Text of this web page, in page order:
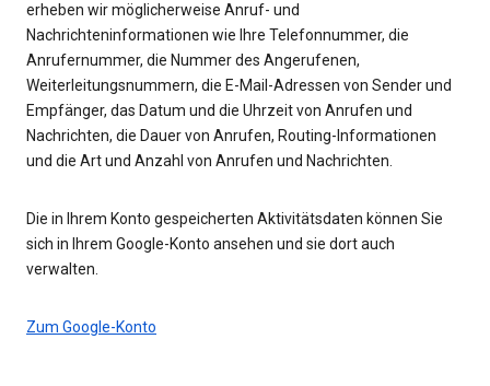
erheben wir möglicherweise Anruf- und
Nachrichteninformationen wie Ihre Telefonnummer, die
Anrufernummer, die Nummer des Angerufenen,
Weiterleitungsnummern, die E-Mail-Adressen von Sender und
Empfänger, das Datum und die Uhrzeit von Anrufen und
Nachrichten, die Dauer von Anrufen, Routing-Informationen
und die Art und Anzahl von Anrufen und Nachrichten.
Die in Ihrem Konto gespeicherten Aktivitätsdaten können Sie
sich in Ihrem Google-Konto ansehen und sie dort auch
verwalten.
Zum Google-Konto